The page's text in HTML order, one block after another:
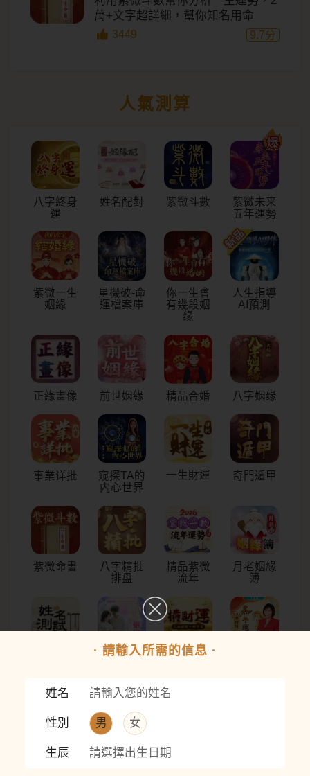
萬+文字超詳細，幫你知名用命
3449 9.7分
人氣測算
八字終身
運
姓名配對 紫微斗數
紫微未来
五年運勢
紫微一生
姻緣
星機破-命
運檔案庫
你一生會
有幾段姻
缘
人生指導
AI預測
正緣畫像 前世姻緣 精品合婚 八字姻缘
事業详批
窥探TA的
内心世界
一生財運 奇門遁甲
紫微命書
八字精批
排盘
精品紫微
流年
月老姻緣
簿
愛情結局
你有多少
追蹤先知命局
· 請輸入所需的信息 ·
姓名
性別 男 女
生辰 請選擇出生日期